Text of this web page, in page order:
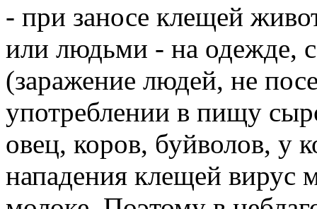
- при заносе клещей
или людьми - на одежде,
(заражение людей, не
употреблении в пищу
овец, коров, буйволов, у
нападения клещей вирус